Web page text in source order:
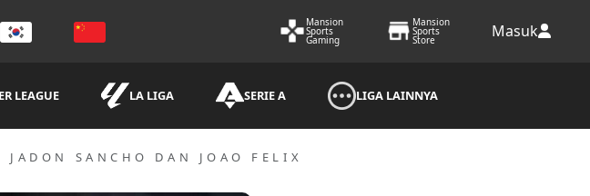
Mansion
Sports
Gaming
Mansion
Sports
Store Masuk
LEAGUE LA LIGA SERIE A LIGA LAINNYA
JADON SANCHO DAN JOAO FELIX